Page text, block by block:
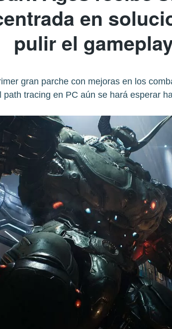
en
pulir el
gran parche con mejoras en los
path tracing en PC aún se hará esperar